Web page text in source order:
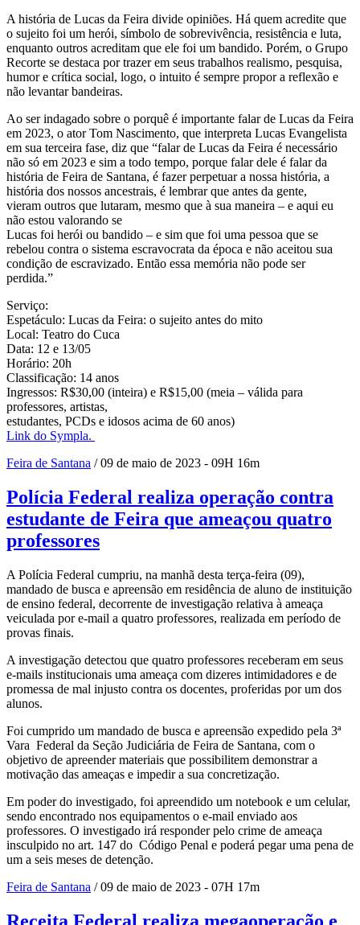
A história de Lucas da Feira divide opiniões. Há quem acredite que
o sujeito foi um herói, símbolo de sobrevivência, resistência e luta,
enquanto outros acreditam que ele foi um bandido. Porém, o Grupo
Recorte se destaca por trazer em seus trabalhos realismo, pesquisa,
humor e crítica social, logo, o intuito é sempre propor a reflexão e
não levantar bandeiras.
Ao ser indagado sobre o porquê é importante falar de Lucas da Feira
em 2023, o ator Tom Nascimento, que interpreta Lucas Evangelista
em sua terceira fase, diz que “falar de Lucas da Feira é necessário
não só em 2023 e sim a todo tempo, porque falar dele é falar da
história de Feira de Santana, é fazer perpetuar a nossa história, a
história dos nossos ancestrais, é lembrar que antes da gente,
vieram outros que lutaram, mesmo que à sua maneira – e aqui eu
não estou valorando se
Lucas foi herói ou bandido – e sim que foi uma pessoa que se
rebelou contra o sistema escravocrata da época e não aceitou sua
condição de escravizado. Então essa memória não pode ser
perdida.”
Serviço:
Espetáculo: Lucas da Feira: o sujeito antes do mito
Local: Teatro do Cuca
Data: 12 e 13/05
Horário: 20h
Classificação: 14 anos
Ingressos: R$30,00 (inteira) e R$15,00 (meia – válida para
professores, artistas,
estudantes, PCDs e idosos acima de 60 anos)
Link do Sympla.
Feira de Santana / 09 de maio de 2023 - 09H 16m
Polícia Federal realiza operação contra
estudante de Feira que ameaçou quatro
professores
A Polícia Federal cumpriu, na manhã desta terça-feira (09),
mandado de busca e apreensão em residência de aluno de instituição
de ensino federal, decorrente de investigação relativa à ameaça
veiculada por e-mail a quatro professores, realizada em período de
provas finais.
A investigação detectou que quatro professores receberam em seus
e-mails institucionais uma ameaça com dizeres intimidadores e de
promessa de mal injusto contra os docentes, proferidas por um dos
alunos.
Foi cumprido um mandado de busca e apreensão expedido pela 3ª
Vara Federal da Seção Judiciária de Feira de Santana, com o
objetivo de apreender materiais que possibilitem demonstrar a
motivação das ameaças e impedir a sua concretização.
Em poder do investigado, foi apreendido um notebook e um celular,
sendo encontrado nos equipamentos o e-mail enviado aos
professores. O investigado irá responder pelo crime de ameaça
insculpido no art. 147 do Código Penal e poderá pegar uma pena de
um a seis meses de detenção.
Feira de Santana / 09 de maio de 2023 - 07H 17m